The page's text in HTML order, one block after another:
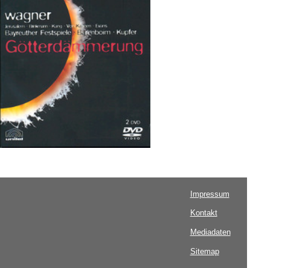
Impressum
Kontakt
Mediadaten
Sitemap